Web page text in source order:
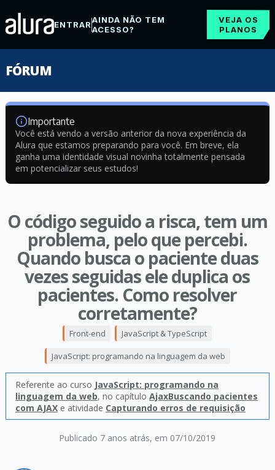
ENTRARAINDA NÃO TEM
ACESSO?
VEJA OS
PLANOS
FÓRUM
Importante
Você está vendo a versão anterior da nova experiência da
Alura que estamos preparando para você. Em breve, ela
ganha uma identidade visual novinha totalmente pensada
em potencializar seus estudos!
O código seguido a risca, tem um
problema, pelo que percebi.
Quando busca o paciente duas
vezes seguidas ele duplica os
pacientes. Como resolver
corretamente?
Publicado 7 anos atrás, em 07/10/2019
Front-end JavaScript & TypeScript
JavaScript: programando na linguagem da web
Referente ao curso JavaScript: programando na
linguagem da web, no capítulo AjaxBuscando pacientes
com AJAXe atividade Capturando erros de requisição